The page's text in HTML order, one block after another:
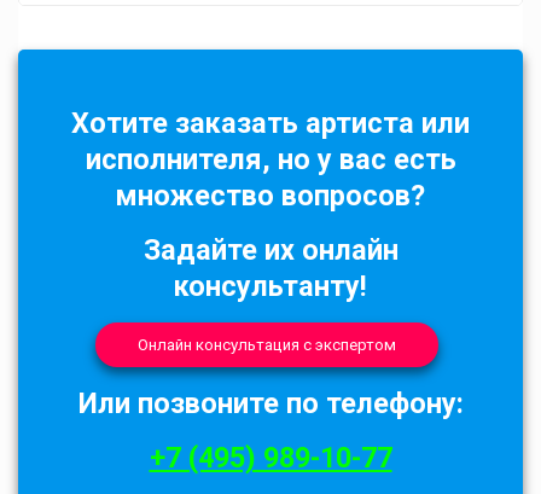
Хотите заказать артиста или
исполнителя, но у вас есть
множество вопросов?
Задайте их онлайн
консультанту!
Онлайн консультация с экспертом
Или позвоните по телефону:
+7 (495) 989-10-77